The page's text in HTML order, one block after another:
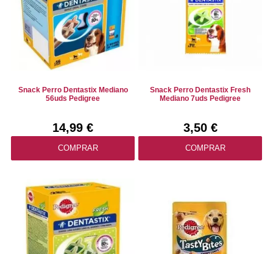
Snack Perro Dentastix Mediano
56uds Pedigree
14,99 €
COMPRAR
Snack Perro Dentastix Fresh
Mediano 7uds Pedigree
3,50 €
COMPRAR